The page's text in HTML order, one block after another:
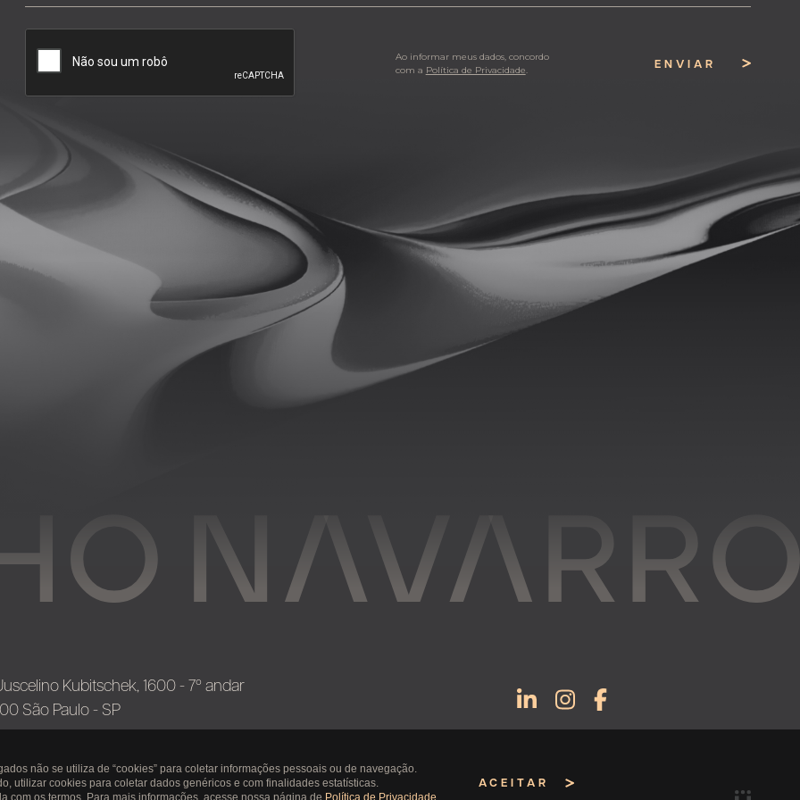
não se utiliza de “cookies” para coletar informações pessoais ou de navegação.
utilizar cookies para coletar dados genéricos e com finalidades estatísticas.
com os termos. Para mais informações, acesse nossa página de Política de Privacidade
ACEITAR
Ao informar meus dados, concordo
com a Política de Privacidade. ENVIAR
Kubitschek, 1600 - 7º andar
São Paulo - SP